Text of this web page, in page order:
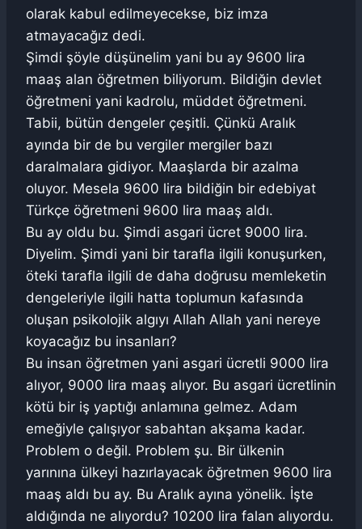
olarak kabul edilmeyecekse, biz imza
atmayacağız dedi.
Şimdi şöyle düşünelim yani bu ay 9600 lira
maaş alan öğretmen biliyorum. Bildiğin devlet
öğretmeni yani kadrolu, müddet öğretmeni.
Tabii, bütün dengeler çeşitli. Çünkü Aralık
ayında bir de bu vergiler mergiler bazı
daralmalara gidiyor. Maaşlarda bir azalma
oluyor. Mesela 9600 lira bildiğin bir edebiyat
Türkçe öğretmeni 9600 lira maaş aldı.
Bu ay oldu bu. Şimdi asgari ücret 9000 lira.
Diyelim. Şimdi yani bir tarafla ilgili konuşurken,
öteki tarafla ilgili de daha doğrusu memleketin
dengeleriyle ilgili hatta toplumun kafasında
oluşan psikolojik algıyı Allah Allah yani nereye
koyacağız bu insanları?
Bu insan öğretmen yani asgari ücretli 9000 lira
alıyor, 9000 lira maaş alıyor. Bu asgari ücretlinin
kötü bir iş yaptığı anlamına gelmez. Adam
emeğiyle çalışıyor sabahtan akşama kadar.
Problem o değil. Problem şu. Bir ülkenin
yarınına ülkeyi hazırlayacak öğretmen 9600 lira
maaş aldı bu ay. Bu Aralık ayına yönelik. İşte
aldığında ne alıyordu? 10200 lira falan alıyordu.